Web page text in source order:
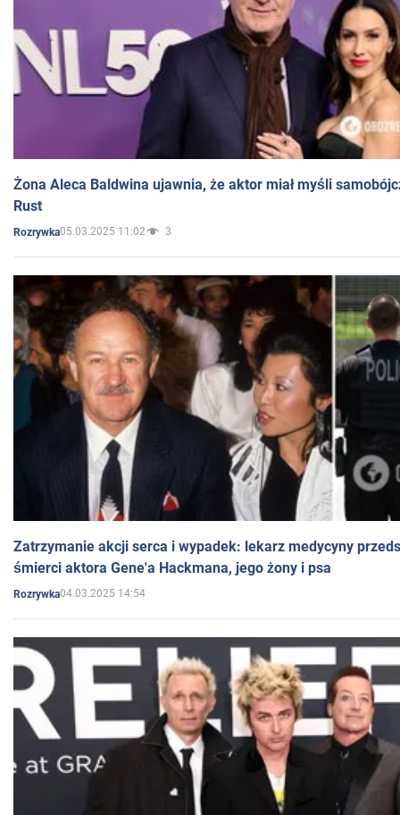
Żona Aleca Baldwina ujawnia, że aktor miał myśli
Rust
Rozrywka05.03.2025 11:02 3
Zatrzymanie akcji serca i wypadek: lekarz medycyny
śmierci aktora Gene'a Hackmana, jego żony i psa
Rozrywka04.03.2025 14:54